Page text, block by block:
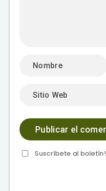
Suscríbete al boletín!